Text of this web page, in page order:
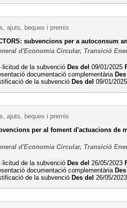
ajuts, beques i premis
subvencions per a autoconsum
d'Economia Circular, Transició
de la subvenció Des del 09/01/2025
documentació complementària
de la subvenció Des del 09/01/
ajuts, beques i premis
per al foment d'actuacions de
d'Economia Circular, Transició
de la subvenció Des del 26/05/2023
documentació complementària
de la subvenció Des del 26/05/